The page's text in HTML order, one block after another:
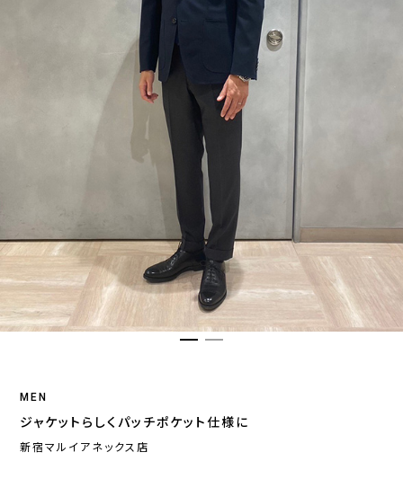
MEN
ジャケットらしくパッチポケット仕様に
新宿マルイアネックス店